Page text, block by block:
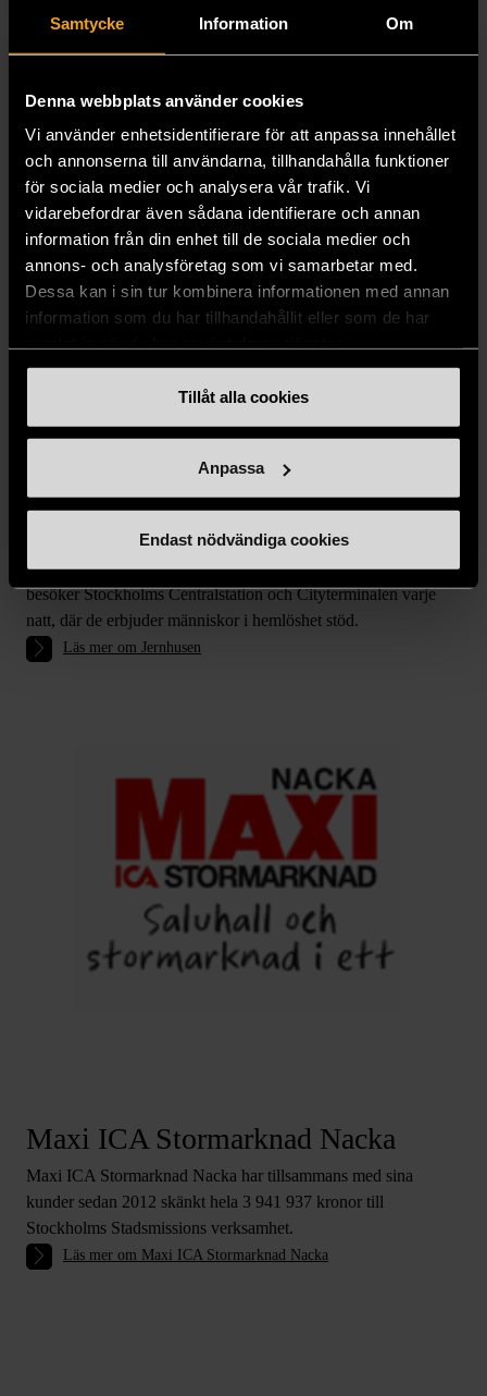
Samtycke Information Om
Denna webbplats använder cookies
Vi använder enhetsidentifierare för att anpassa innehållet
och annonserna till användarna, tillhandahålla funktioner
för sociala medier och analysera vår trafik. Vi
vidarebefordrar även sådana identifierare och annan
information från din enhet till de sociala medier och
annons- och analysföretag som vi samarbetar med.
Dessa kan i sin tur kombinera informationen med annan
information som du har tillhandahållit eller som de har
Tillåt alla cookies
Anpassa
Endast nödvändiga cookies
för ökad trygghet och minskad utsatthet på Stockholms
Centralstation. Samarbetet handlar bland annat om att
Stockholms Stadsmissions Uppsökarteam (f.d. Nattjouren)
besöker Stockholms Centralstation och Cityterminalen varje
natt, där de erbjuder människor i hemlöshet stöd.
Läs mer om Jernhusen
Maxi ICA Stormarknad Nacka
Maxi ICA Stormarknad Nacka har tillsammans med sina
kunder sedan 2012 skänkt hela 3 941 937 kronor till
Stockholms Stadsmissions verksamhet.
Läs mer om Maxi ICA Stormarknad Nacka